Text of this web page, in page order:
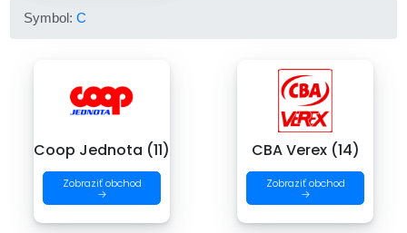
Symbol:C
Coop Jednota (11)
Zobraziť obchod
→
CBA Verex (14)
Zobraziť obchod
→